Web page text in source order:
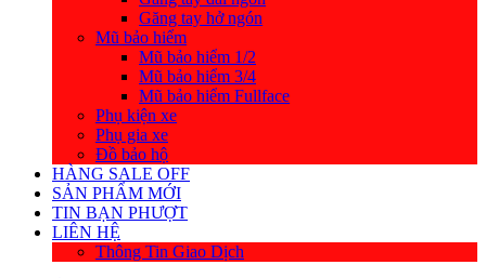
Găng tay hở ngón
Mũ bảo hiểm
Mũ bảo hiểm 1/2
Mũ bảo hiểm 3/4
Mũ bảo hiểm Fullface
Phụ kiện xe
Phụ gia xe
Đồ bảo hộ
HÀNG SALE OFF
SẢN PHẨM MỚI
TIN BẠN PHƯỢT
LIÊN HỆ
Thông Tin Giao Dịch